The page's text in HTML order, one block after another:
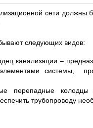
сети должны
следующих видов:
канализации –
системы,
перепадные
трубопроводу